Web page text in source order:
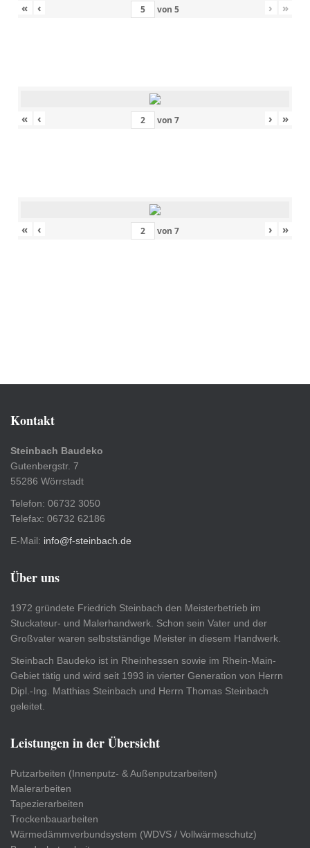
« ‹ von 5 › »
« ‹ von 7 › »
« ‹ von 7 › »
Kontakt
Steinbach Baudeko
Gutenbergstr. 7
55286 Wörrstadt
Telefon: 06732 3050
Telefax: 06732 62186
E-Mail: info@f-steinbach.de
Über uns
1972 gründete Friedrich Steinbach den Meisterbetrieb im
Stuckateur- und Malerhandwerk. Schon sein Vater und der
Großvater waren selbstständige Meister in diesem Handwerk.
Steinbach Baudeko ist in Rheinhessen sowie im Rhein-Main-
Gebiet tätig und wird seit 1993 in vierter Generation von Herrn
Dipl.-Ing. Matthias Steinbach und Herrn Thomas Steinbach
geleitet.
Leistungen in der Übersicht
Putzarbeiten (Innenputz- & Außenputzarbeiten)
Malerarbeiten
Tapezierarbeiten
Trockenbauarbeiten
Wärmedämmverbundsystem (WDVS / Vollwärmeschutz)